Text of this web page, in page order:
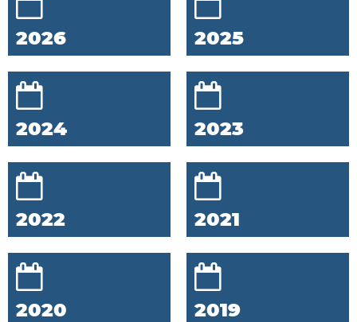
2026 2025
2024 2023
2022 2021
2020 2019